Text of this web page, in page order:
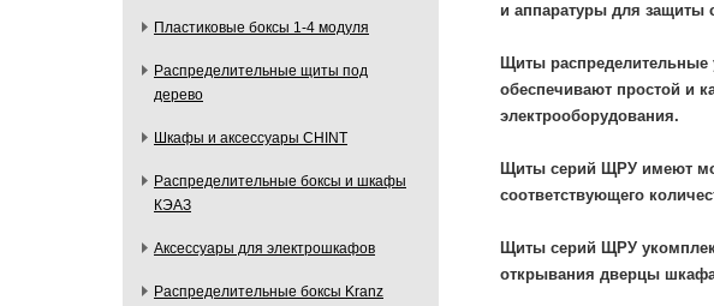
Пластиковые боксы 1-4 модуля
Распределительные щиты под
дерево
Шкафы и аксессуары CHINT
Распределительные боксы и шкафы
КЭАЗ
Аксессуары для электрошкафов
Распределительные боксы Kranz
и аппаратуры для защиты
Щиты распределительные
обеспечивают простой и
электрооборудования.
Щиты серий ЩРУ имеют
соответствующего
Щиты серий ЩРУ
открывания дверцы